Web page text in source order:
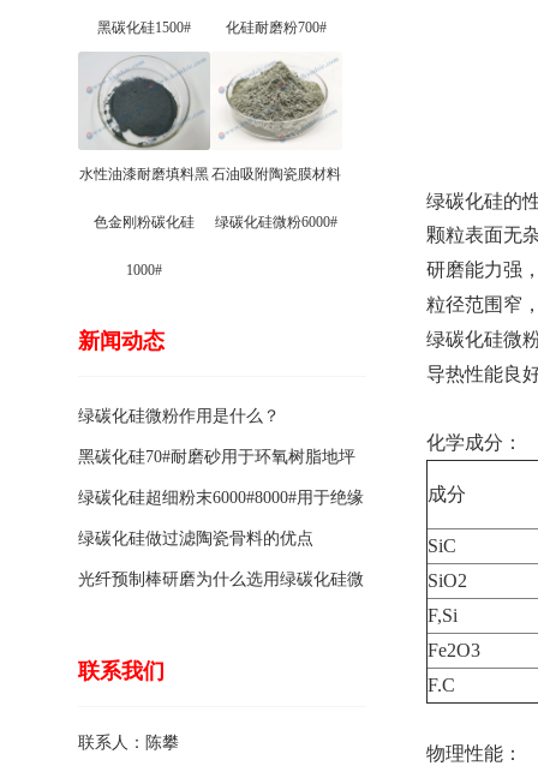
黑碳化硅1500# 化硅耐磨粉700#
水性油漆耐磨填料黑
色金刚粉碳化硅
1000#
石油吸附陶瓷膜材料
绿碳化硅微粉6000#
新闻动态
绿碳化硅微粉作用是什么？
黑碳化硅70#耐磨砂用于环氧树脂地坪
骨料的特点有哪些？
绿碳化硅超细粉末6000#8000#用于绝缘
涂料的优点
绿碳化硅做过滤陶瓷骨料的优点
光纤预制棒研磨为什么选用绿碳化硅微
联系我们
联系人：陈攀
绿碳化硅的
颗粒表面无
研磨能力强
粒径范围窄
绿碳化硅微
导热性能良
化学成分：
成分
SiC
SiO2
F,Si
Fe2O3
F.C
物理性能：